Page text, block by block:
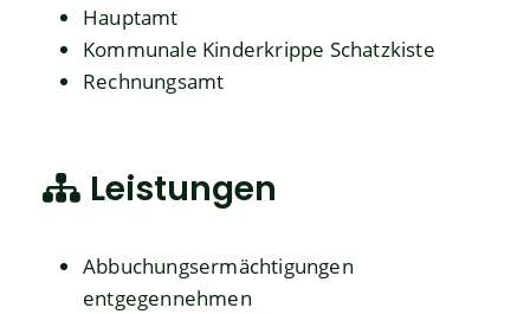
Hauptamt
Kommunale Kinderkrippe Schatzkiste
Rechnungsamt
Leistungen
Abbuchungsermächtigungen
entgegennehmen